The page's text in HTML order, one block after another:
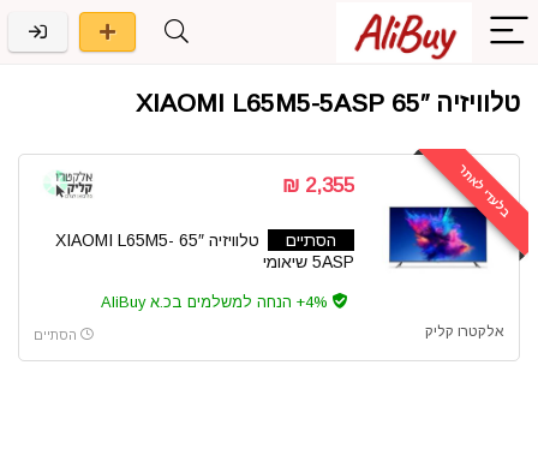
טלוויזיה 65″ XIAOMI L65M5-5ASP
בלעדי לאתר 2,355 ₪
הסתיים
טלוויזיה 65″ XIAOMI L65M5-
5ASP שיאומי
אלקטרו קליק הסתיים